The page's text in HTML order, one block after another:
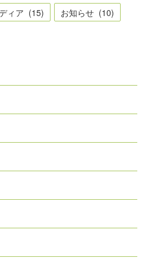
ィア (15) お知らせ (10)